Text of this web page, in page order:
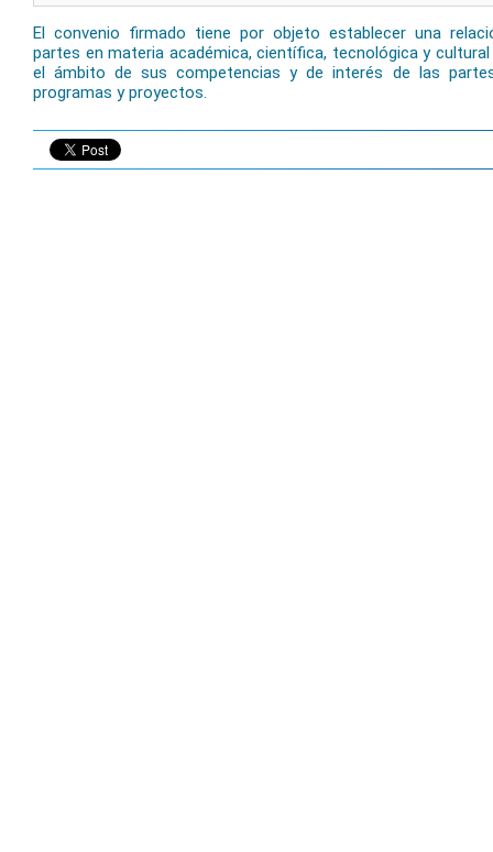
El convenio firmado tiene por objeto establecer una
partes en materia académica, científica, tecnológica y
el ámbito de sus competencias y de interés de las
programas y proyectos.